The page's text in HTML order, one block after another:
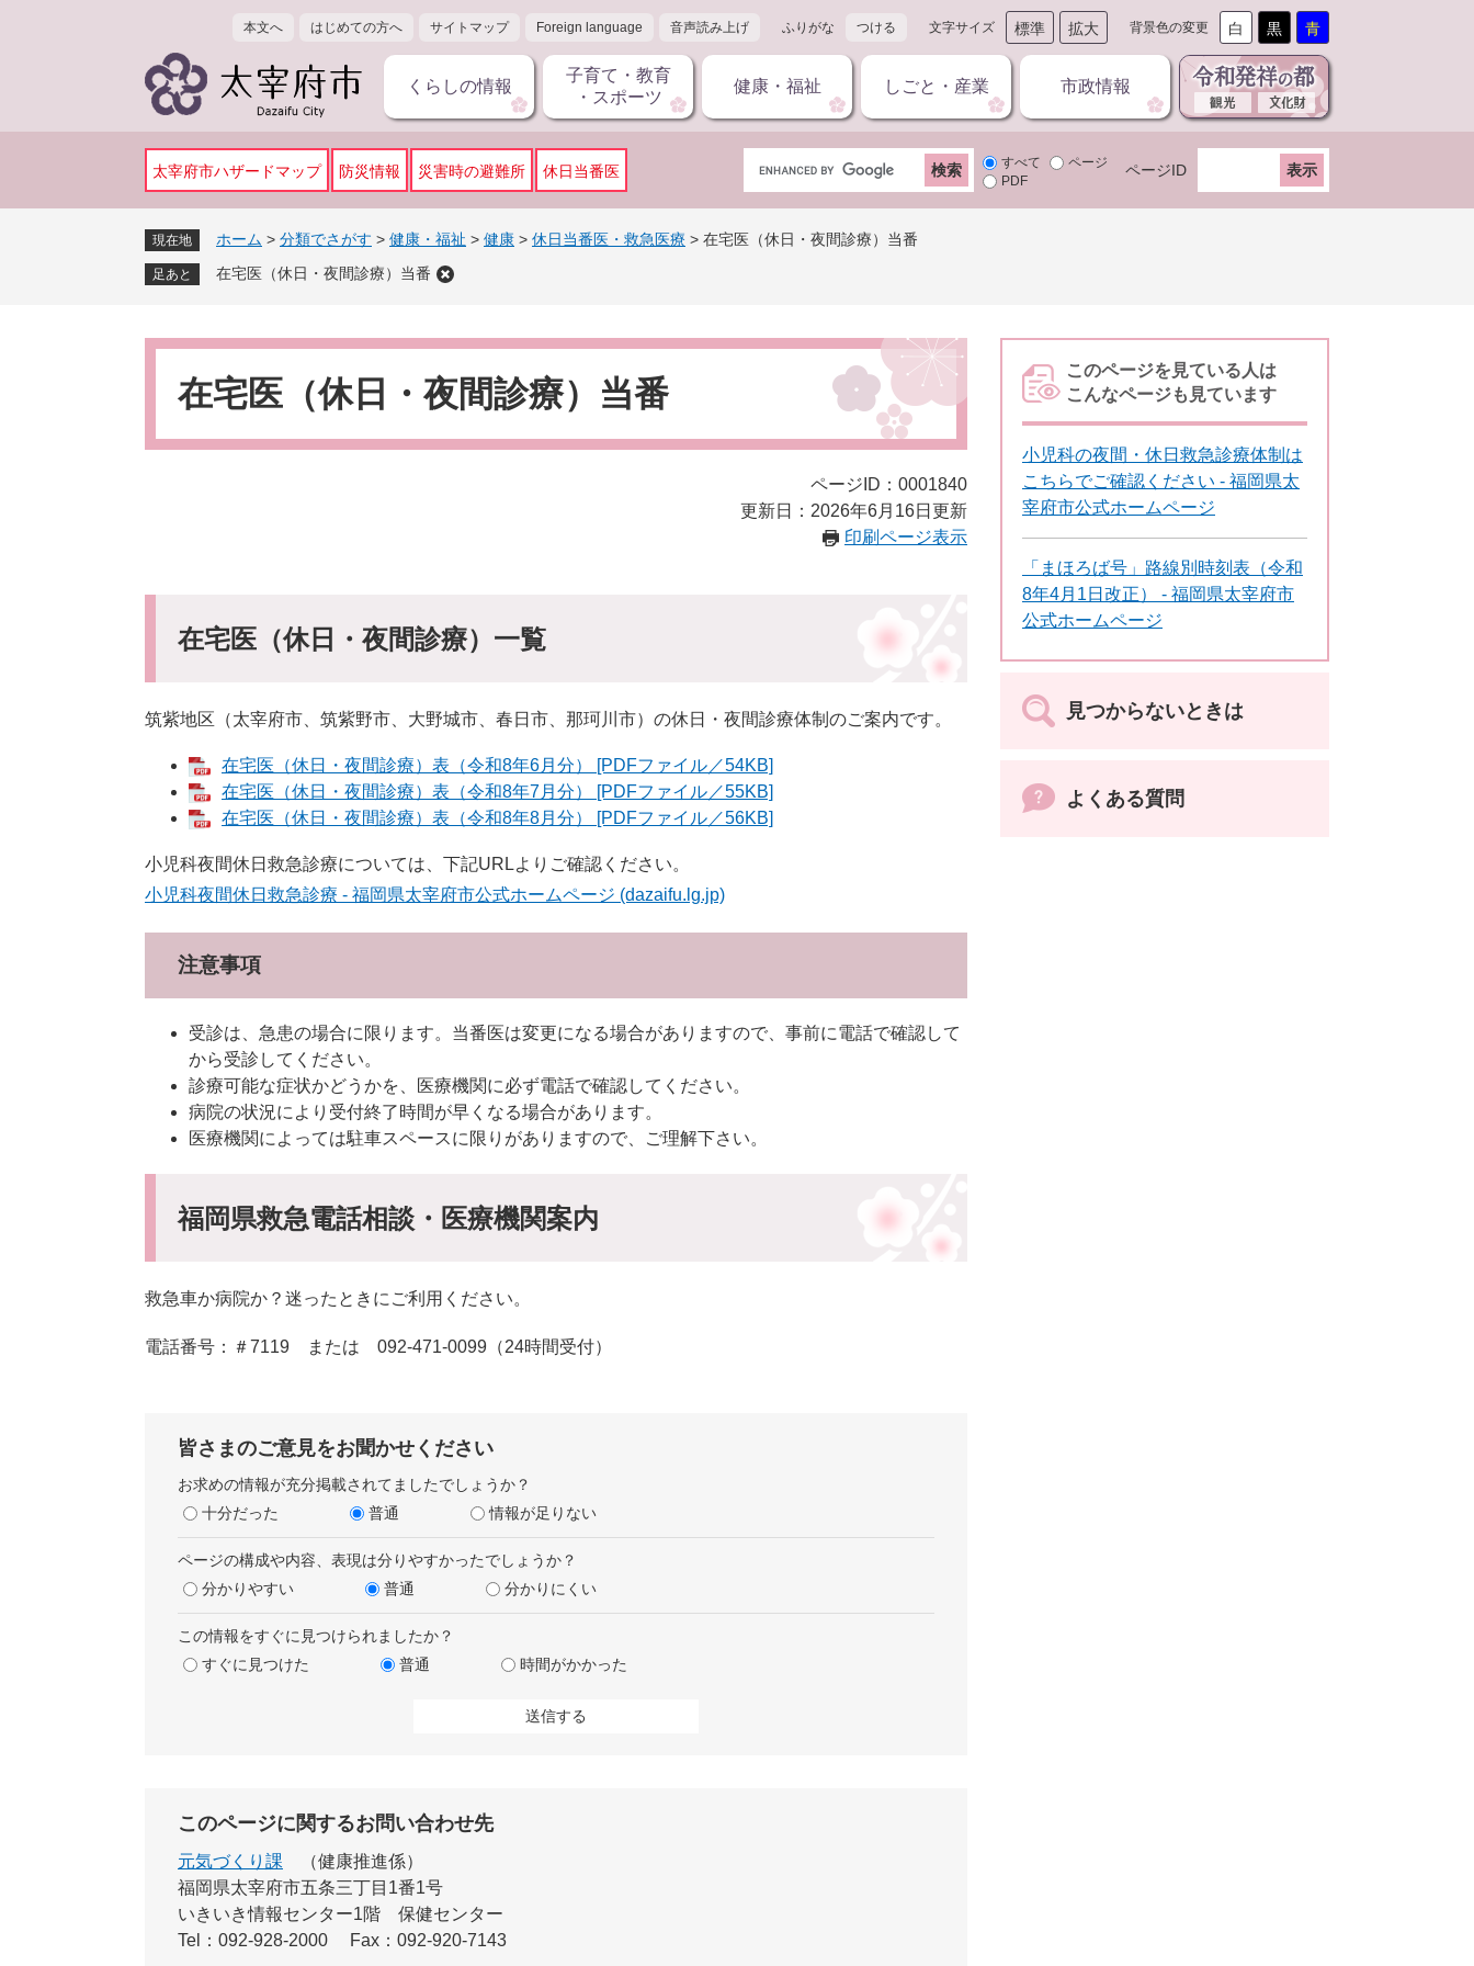
本文へ はじめての方へ サイトマップ Foreign language 音声読み上げ ふりがな つける 文字サイズ 標準 拡大 背景色の変更 白 黒 青
くらしの情報
子育て・教育
・スポーツ
健康・福祉 しごと・産業 市政情報
太宰府市ハザードマップ 防災情報 災害時の避難所 休日当番医
G
o
タ
すべて
ページ
PDF
ページID
現在地 ホーム > 分類でさがす > 健康・福祉 > 健康 > 休日当番医・救急医療 > 在宅医（休日・夜間診療）当番
足あと 在宅医（休日・夜間診療）当番
本
在宅医（休日・夜間診療）当番
ページID：0001840
更新日：2026年6月16日更新
印刷ページ表示
在宅医（休日・夜間診療）一覧
筑紫地区（太宰府市、筑紫野市、大野城市、春日市、那珂川市）の休日・夜間診療体制のご案内です。
在宅医（休日・夜間診療）表（令和8年6月分） [PDFファイル／54KB]
在宅医（休日・夜間診療）表（令和8年7月分） [PDFファイル／55KB]
在宅医（休日・夜間診療）表（令和8年8月分） [PDFファイル／56KB]
小児科夜間休日救急診療については、下記URLよりご確認ください。
小児科夜間休日救急診療 - 福岡県太宰府市公式ホームページ (dazaifu.lg.jp)
注意事項
受診は、急患の場合に限ります。当番医は変更になる場合がありますので、事前に電話で確認して
から受診してください。
診療可能な症状かどうかを、医療機関に必ず電話で確認してください。
病院の状況により受付終了時間が早くなる場合があります。
医療機関によっては駐車スペースに限りがありますので、ご理解下さい。
福岡県救急電話相談・医療機関案内
救急車か病院か？迷ったときにご利用ください。
電話番号：＃7119 または 092-471-0099（24時間受付）
皆さまのご意見をお聞かせください
お求めの情報が充分掲載されてましたでしょうか？
十分だった
普通 情報が足りない
ページの構成や内容、表現は分りやすかったでしょうか？
分かりやすい
普通 分かりにくい
この情報をすぐに見つけられましたか？
すぐに見つけた
普通 時間がかかった
このページに関するお問い合わせ先
元気づくり課
健康推進係
福岡県太宰府市五条三丁目1番1号
いきいき情報センター1階 保健センター
Tel：092-928-2000
Fax：092-920-7143
このページを見ている人は
こんなページも見ています
小児科の夜間・休日救急診療体制は
こちらでご確認ください - 福岡県太
宰府市公式ホームページ
「まほろば号」路線別時刻表（令和
8年4月1日改正） - 福岡県太宰府市
公式ホームページ
見つからないときは
よくある質問